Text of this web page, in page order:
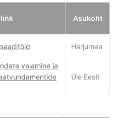
Asukoht
Harjumaa
valamine ja
Üle Eesti